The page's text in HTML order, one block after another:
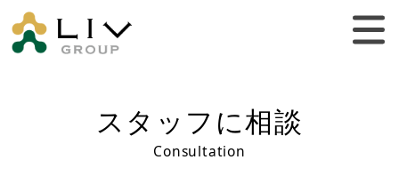
スタッフに相談
Consultation